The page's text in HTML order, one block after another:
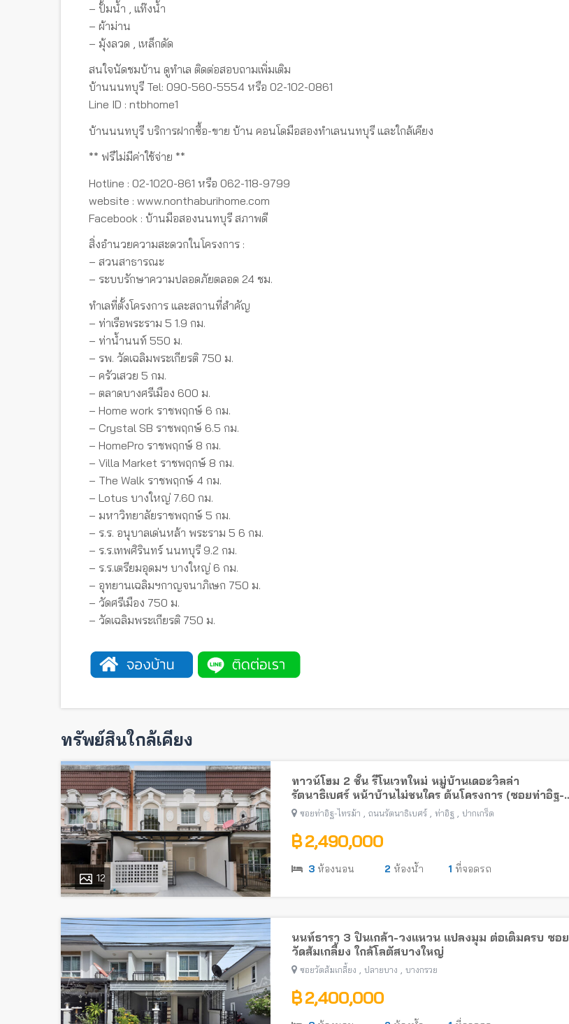
– ปั้มน้ำ , แท๊งน้ำ
– ผ้าม่าน
– มุ้งลวด , เหล็กดัด
สนใจนัดชมบ้าน ดูทำเล ติดต่อสอบถามเพิ่มเติม
บ้านนนทบุรี Tel: 090-560-5554 หรือ 02-102-0861
Line ID : ntbhome1
บ้านนนทบุรี บริการฝากซื้อ-ขาย บ้าน คอนโดมือสองทำเลนนทบุรี และใกล้เคียง
** ฟรีไม่มีค่าใช้จ่าย **
Hotline : 02-1020-861 หรือ 062-118-9799
website : www.nonthaburihome.com
Facebook : บ้านมือสองนนทบุรี สภาพดี
สิ่งอำนวยความสะดวกในโครงการ :
– สวนสาธารณะ
– ระบบรักษาความปลอดภัยตลอด 24 ชม.
ทำเลที่ตั้งโครงการ และสถานที่สำคัญ
– ท่าเรือพระราม 5 1.9 กม.
– ท่าน้ำนนท์ 550 ม.
– รพ. วัดเฉลิมพระเกียรติ 750 ม.
– ครัวเสวย 5 กม.
– ตลาดบางศรีเมือง 600 ม.
– Home work ราชพฤกษ์ 6 กม.
– Crystal SB ราชพฤกษ์ 6.5 กม.
– HomePro ราชพฤกษ์ 8 กม.
– Villa Market ราชพฤกษ์ 8 กม.
– The Walk ราชพฤกษ์ 4 กม.
– Lotus บางใหญ่ 7.60 กม.
– มหาวิทยาลัยราชพฤกษ์ 5 กม.
– ร.ร. อนุบาลเด่นหล้า พระราม 5 6 กม.
– ร.ร.เทพศิรินทร์ นนทบุรี 9.2 กม.
– ร.ร.เตรียมอุดมฯ บางใหญ่ 6 กม.
– อุทยานเฉลิมฯกาญจนาภิเษก 750 ม.
– วัดศรีเมือง 750 ม.
– วัดเฉลิมพระเกียรติ 750 ม.
ทรัพย์สินใกล้เคียง
12
ทาวน์โฮม 2 ชั้น รีโนเวทใหม่ หมู่บ้านเดอะวิลล่า
รัตนาธิเบศร์ หน้าบ้านไม่ชนใคร ต้นโครงการ (ซอยท่าอิฐ-
ไทรม้า) พร้อมอยู่ ใกล้รถไฟฟ้าสายสีม่วง
ซอยท่าอิฐ-ไทรม้า , ถนนรัตนาธิเบศร์ , ท่าอิฐ , ปากเกร็ด
฿ 2,490,000
3 ห้องนอน 2 ห้องน้ำ 1 ที่จอดรถ
นนท์ธารา 3 ปิ่นเกล้า-วงแหวน แปลงมุม ต่อเติมครบ ซอย
วัดส้มเกลี้ยง ใกล้โลตัสบางใหญ่
ซอยวัดส้มเกลี้ยง , ปลายบาง , บางกรวย
฿ 2,400,000